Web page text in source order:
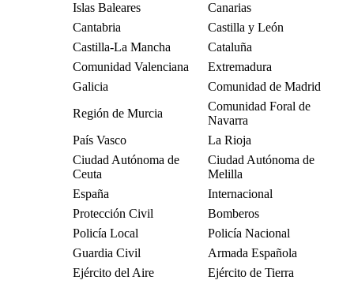
Islas Baleares
Canarias
Cantabria
Castilla y León
Castilla-La Mancha
Cataluña
Comunidad Valenciana
Extremadura
Galicia
Comunidad de Madrid
Región de Murcia
Comunidad Foral de
Navarra
País Vasco
La Rioja
Ciudad Autónoma de
Ceuta
Ciudad Autónoma de
Melilla
España
Internacional
Protección Civil
Bomberos
Policía Local
Policía Nacional
Guardia Civil
Armada Española
Ejército del Aire
Ejército de Tierra